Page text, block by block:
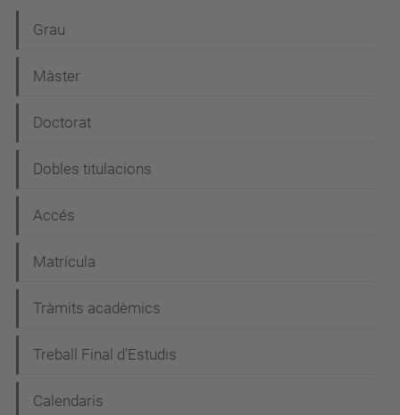
a
v
g
a
i
ó
Grau
Màster
Doctorat
Dobles titulacions
Accés
Matrícula
Tràmits acadèmics
Treball Final d'Estudis
Calendaris